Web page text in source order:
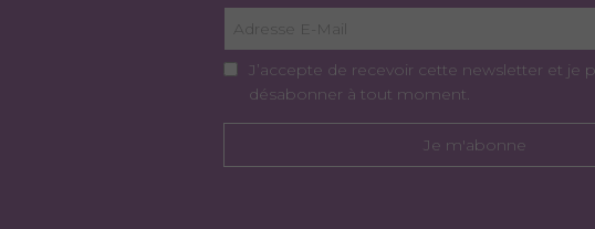
J’accepte de recevoir cette newsletter et je
désabonner à tout moment.
Je m'abonne